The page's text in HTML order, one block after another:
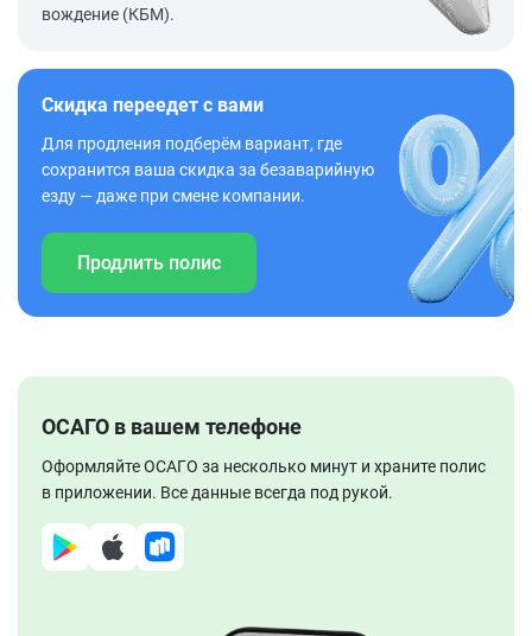
вождение (КБМ).
Скидка переедет с вами
Для продления подберём вариант, где
сохранится ваша скидка за безаварийную
езду — даже при смене компании.
Продлить полис
ОСАГО в вашем телефоне
Оформляйте ОСАГО за несколько минут и храните полис
в приложении. Все данные всегда под рукой.